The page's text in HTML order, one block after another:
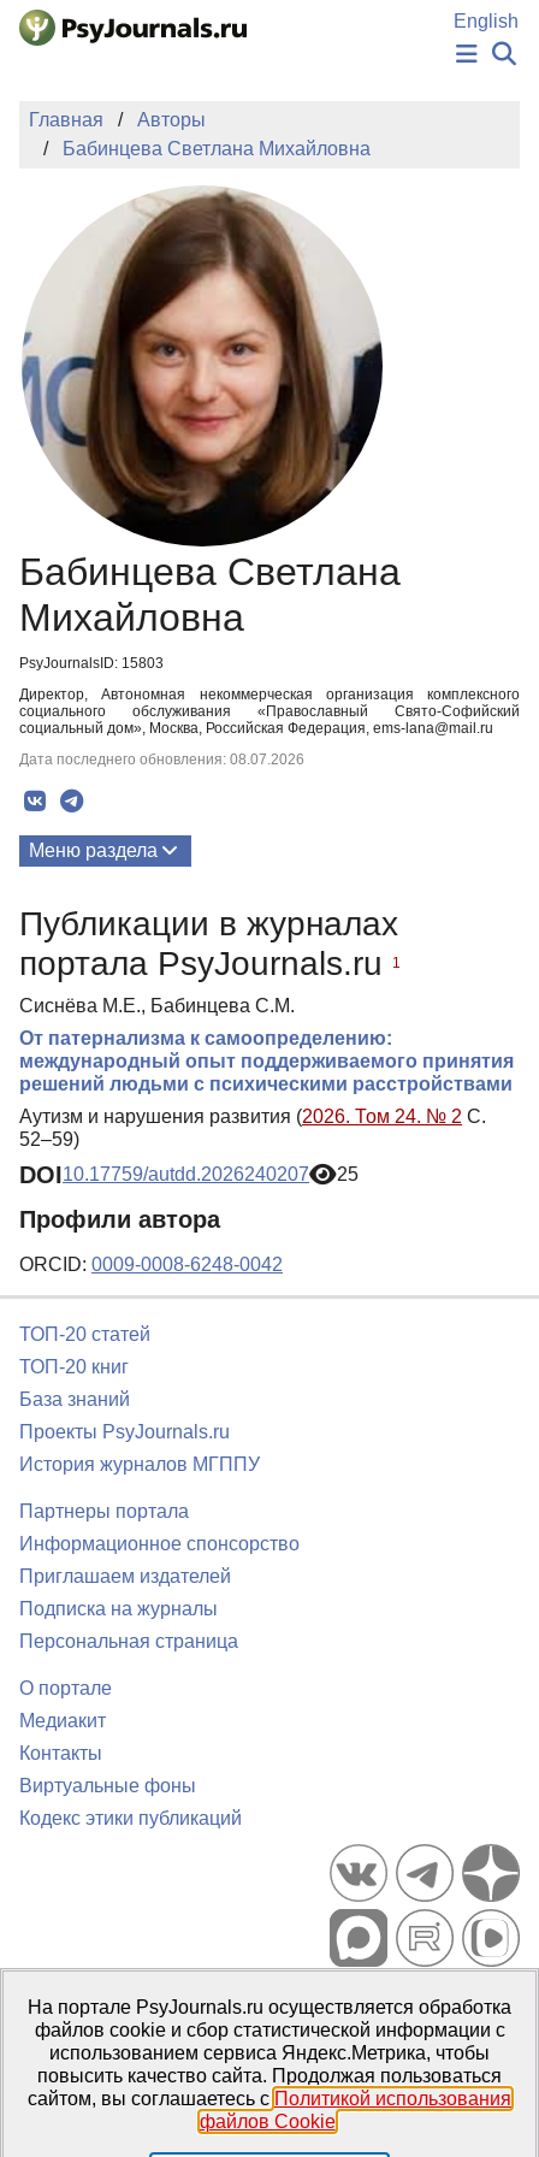
Перейти к основному содержанию
English
ИЗДАНИЯ
ПОДАТЬ РУКОПИСЬ
БАЗА ЗНАНИЙ
КЛЮЧЕВЫЕ СЛОВА
Регистрация
Главная
Авторы
Бабинцева Светлана Михайловна
Бабинцева Светлана
Михайловна
PsyJournalsID: 15803
Директор, Автономная некоммерческая организация комплексного
социального обслуживания «Православный Свято-Софийский
социальный дом», Москва, Российская Федерация, ems-lana@mail.ru
Дата последнего обновления: 08.07.2026
Меню раздела
Публикации в журналах
портала PsyJournals.ru
1
Сиснёва М.Е., Бабинцева С.М.
От патернализма к самоопределению:
международный опыт поддерживаемого принятия
решений людьми с психическими расстройствами
Аутизм и нарушения развития (2026. Том 24. № 2 С.
52–59)
DOI10.17759/autdd.2026240207 25
Профили автора
ORCID: 0009-0008-6248-0042
ТОП-20 статей
ТОП-20 книг
База знаний
Проекты PsyJournals.ru
История журналов МГППУ
Партнеры портала
Информационное спонсорство
Приглашаем издателей
Подписка на журналы
Персональная страница
О портале
Медиакит
Контакты
Виртуальные фоны
Кодекс этики публикаций
Портал психологических изданий PsyJournals.ru, 2007–2026
Правила использования материалов
Свидетельство регистрации СМИЭл № ФС77-66447 от 14 июля
2016 г.
Издатель: ФГБОУ ВО МГППУ
На портале PsyJournals.ru осуществляется обработка
файлов cookie и сбор статистической информации с
использованием сервиса Яндекс.Метрика, чтобы
повысить качество сайта. Продолжая пользоваться
сайтом, вы соглашаетесь с Политикой использования
файлов Cookie.